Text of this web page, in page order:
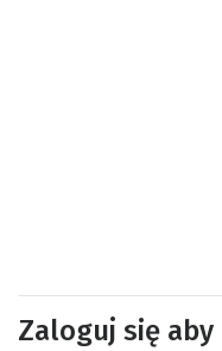
Zaloguj się